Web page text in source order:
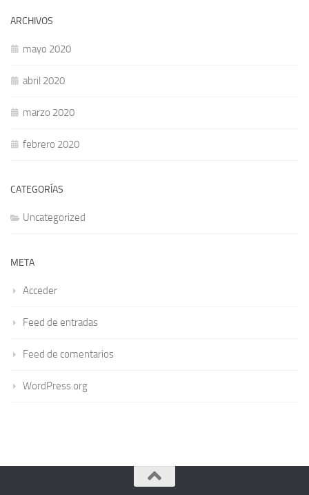
ARCHIVOS
mayo 2020
abril 2020
marzo 2020
febrero 2020
CATEGORÍAS
Uncategorized
META
Acceder
Feed de entradas
Feed de comentarios
WordPress.org